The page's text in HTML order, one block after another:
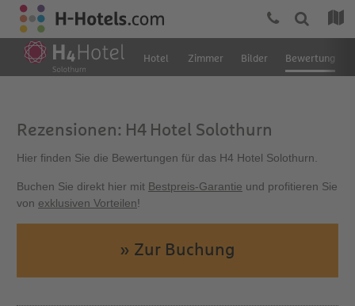
Hotel Zimmer Bilder Bewertung
Rezensionen: H4 Hotel Solothurn
Hier finden Sie die Bewertungen für das H4 Hotel Solothurn.
Buchen Sie direkt hier mit Bestpreis-Garantie und profitieren Sie
von exklusiven Vorteilen!
» Zur Buchung